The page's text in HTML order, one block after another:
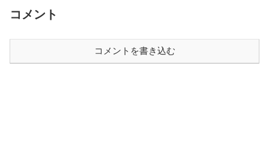
コメント
コメントを書き込む